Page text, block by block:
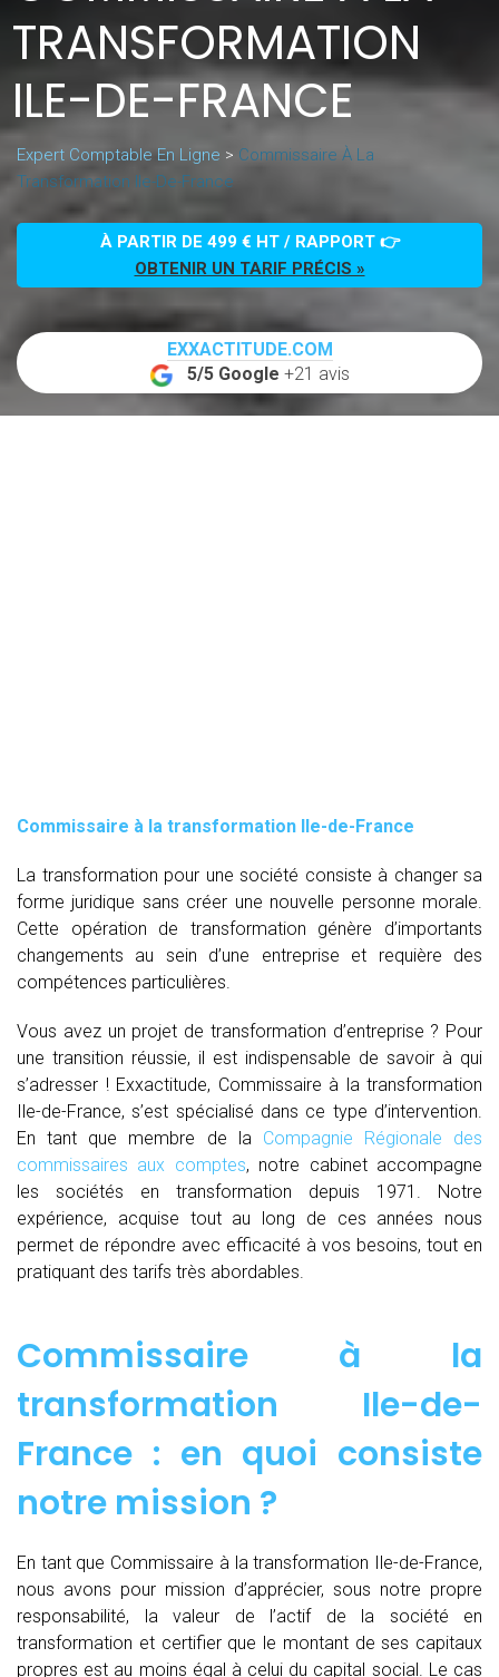
TRANSFORMATION
ILE-DE-FRANCE
Expert Comptable En Ligne > Commissaire À La
Transformation Ile-De-France
À PARTIR DE 499 € HT / RAPPORT 👉
OBTENIR UN TARIF PRÉCIS »
EXXACTITUDE.COM
5/5 Google +21 avis
Commissaire à la transformation Ile-de-France
La transformation pour une société consiste à changer sa
forme juridique sans créer une nouvelle personne morale.
Cette opération de transformation génère d’importants
changements au sein d’une entreprise et requière des
compétences particulières.
Vous avez un projet de transformation d’entreprise ? Pour
une transition réussie, il est indispensable de savoir à qui
s’adresser ! Exxactitude, Commissaire à la transformation
Ile-de-France, s’est spécialisé dans ce type d’intervention.
En tant que membre de la Compagnie Régionale des
commissaires aux comptes, notre cabinet accompagne
les sociétés en transformation depuis 1971. Notre
expérience, acquise tout au long de ces années nous
permet de répondre avec efficacité à vos besoins, tout en
pratiquant des tarifs très abordables.
Commissaire à la
transformation Ile-de-
France : en quoi consiste
notre mission ?
En tant que Commissaire à la transformation Ile-de-France,
nous avons pour mission d’apprécier, sous notre propre
responsabilité, la valeur de l’actif de la société en
transformation et certifier que le montant de ses capitaux
propres est au moins égal à celui du capital social. Le cas